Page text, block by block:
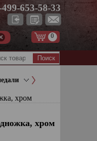
499-653-58-33
0
хром
хром